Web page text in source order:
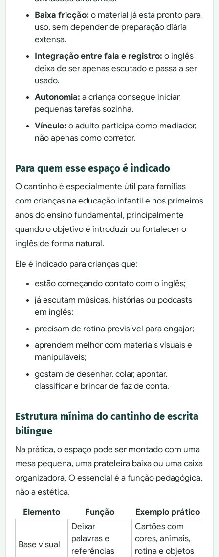
Baixa fricção: o material já está pronto para
uso, sem depender de preparação diária
extensa.
Integração entre fala e registro: o inglês
deixa de ser apenas escutado e passa a ser
usado.
Autonomia: a criança consegue iniciar
pequenas tarefas sozinha.
Vínculo: o adulto participa como mediador,
não apenas como corretor.
Para quem esse espaço é indicado
O cantinho é especialmente útil para famílias
com crianças na educação infantil e nos primeiros
anos do ensino fundamental, principalmente
quando o objetivo é introduzir ou fortalecer o
inglês de forma natural.
Ele é indicado para crianças que:
estão começando contato com o inglês;
já escutam músicas, histórias ou podcasts
em inglês;
precisam de rotina previsível para engajar;
aprendem melhor com materiais visuais e
manipuláveis;
gostam de desenhar, colar, apontar,
classificar e brincar de faz de conta.
Estrutura mínima do cantinho de escrita
bilíngue
Na prática, o espaço pode ser montado com uma
mesa pequena, uma prateleira baixa ou uma caixa
organizadora. O essencial é a função pedagógica,
não a estética.
Elemento
Função Exemplo prático
Base visual
Deixar
palavras e
referências
Cartões com
cores, animais,
rotina e objetos